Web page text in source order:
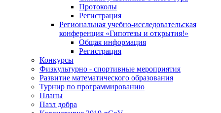
Протоколы
Регистрация
Региональная учебно-исследовательская
конференция «Гипотезы и открытия!»
Общая информация
Регистрация
Конкурсы
Физкультурно - спортивные мероприятия
Развитие математического образования
Турнир по программированию
Планы
Пазл добра